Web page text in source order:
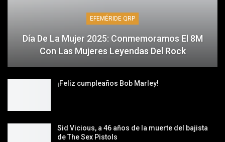
EFEMÉRIDE QRP
Día De La Mujer 2025: Conmemoramos El 8M
Con Las Mujeres Leyendas Del Rock
¡Feliz cumpleaños Bob Marley!
Sid Vicious, a 46 años de la muerte del bajista
de The Sex Pistols